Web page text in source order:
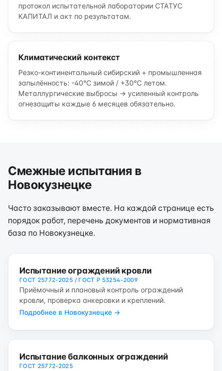
протокол испытательной лаборатории СТАТУС
КАПИТАЛ и акт по результатам.
Климатический контекст
Резко-континентальный сибирский + промышленная
запылённость: -40°C зимой / +30°C летом.
Металлургические выбросы → усиленный контроль
огнезащиты каждые 6 месяцев обязательно.
Смежные испытания в
Новокузнецке
Часто заказывают вместе. На каждой странице есть
порядок работ, перечень документов и нормативная
база по Новокузнецке.
Испытание ограждений кровли
ГОСТ 25772-2025 / ГОСТ Р 53254-2009
Приёмочный и плановый контроль ограждений
кровли, проверка анкеровки и креплений.
Подробнее в Новокузнецке →
Испытание балконных ограждений
ГОСТ 25772-2025